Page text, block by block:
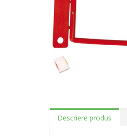
Descriere produs